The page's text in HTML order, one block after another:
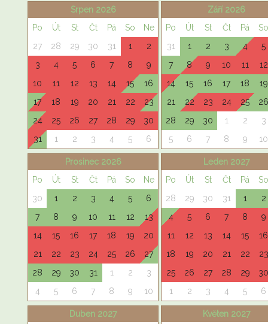
Srpen 2026
Po
Út St Čt Pá So
Ne
27
28 29 30 31 1
2
3
4 5 6 7 8
9
10
11 12 13 14 15
16
17
18 19 20 21 22
23
24
25 26 27 28 29
30
31
1 2 3 4 5 6
Září 2026
Po
Út St Čt Pá
So
31
1 2 3 4
5
7
8 9 10 11
12
14
15 16 17 18
19
21
22 23 24 25
26
28
29 30 1 2
3
5
6 7 8 9 10
Prosinec 2026
Po
Út St Čt Pá So
Ne
30
1 2 3 4 5
6
7
8 9 10 11 12
13
14
15 16 17 18 19
20
21
22 23 24 25 26
27
28
29 30 31 1 2
3
4
5 6 7 8 9 10
Leden 2027
Po
Út St Čt Pá
So
28
29 30 31 1
2
4
5 6 7 8
9
11
12 13 14 15
16
18
19 20 21 22
23
25
26 27 28 29
30
1
2 3 4 5 6
Duben 2027
Květen 2027